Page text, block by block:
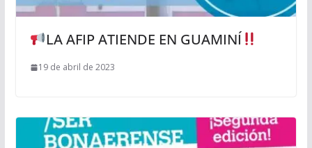
LA AFIP ATIENDE EN GUAMINÍ
19 de abril de 2023